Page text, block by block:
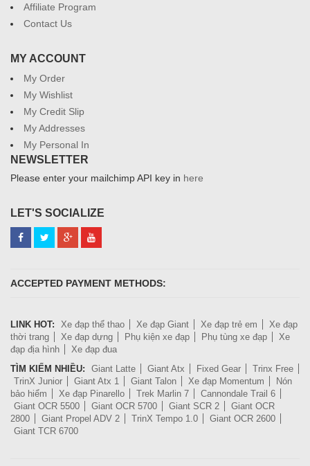
Affiliate Program
Contact Us
MY ACCOUNT
My Order
My Wishlist
My Credit Slip
My Addresses
My Personal In
NEWSLETTER
Please enter your mailchimp API key in here
LET'S SOCIALIZE
ACCEPTED PAYMENT METHODS:
LINK HOT: Xe đạp thể thao Xe đạp Giant Xe đạp trẻ em
Xe đạp
thời trang
Xe đạp dựng Phụ kiện xe đạp Phụ tùng xe đạp
Xe
đạp địa hình
Xe đạp đua
TÌM KIẾM NHIỀU:
Giant Latte Giant Atx Fixed Gear
Trinx Free
TrinX Junior
Giant Atx 1 Giant Talon Xe đạp Momentum
Nón
bảo hiểm
Xe đạp Pinarello Trek Marlin 7
Cannondale Trail 6
Giant OCR 5500
Giant OCR 5700 Giant SCR 2
Giant OCR
2800
Giant Propel ADV 2 TrinX Tempo 1.0
Giant OCR 2600
Giant TCR 6700